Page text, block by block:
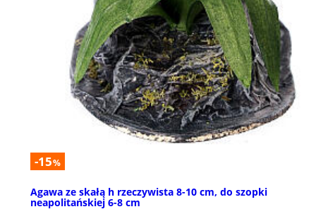
-15%
Agawa ze skałą h rzeczywista 8-10 cm, do szopki
neapolitańskiej 6-8 cm